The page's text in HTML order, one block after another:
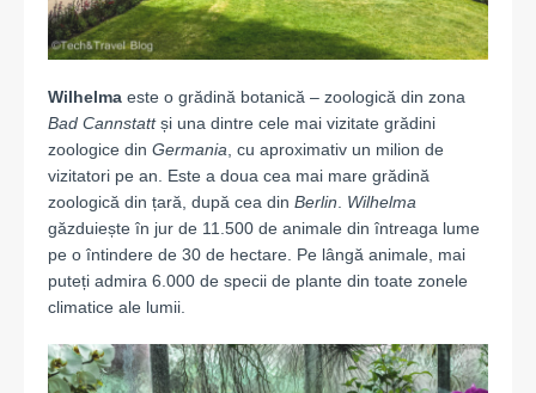
Wilhelma este o grădină botanică – zoologică din zona
Bad Cannstattși una dintre cele mai vizitate grădini
zoologice din Germania, cu aproximativ un milion de
vizitatori pe an. Este a doua cea mai mare grădină
zoologică din țară, după cea din Berlin. Wilhelma
găzduiește în jur de 11.500 de animale din întreaga lume
pe o întindere de 30 de hectare. Pe lângă animale, mai
puteți admira 6.000 de specii de plante din toate zonele
climatice ale lumii.